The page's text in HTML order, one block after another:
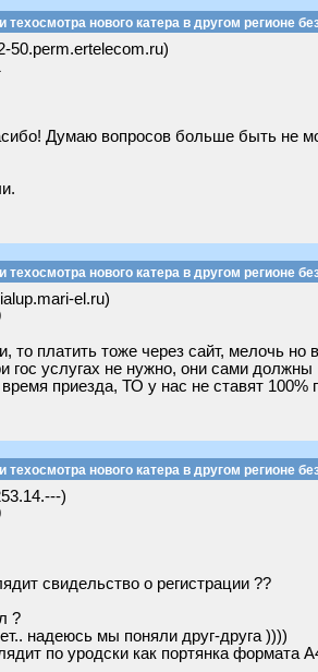
техосмотра нового катера в другом регионе
50.perm.ertelecom.ru)
Думаю вопросов больше быть не
техосмотра нового катера в другом регионе
el.ru)
то платить тоже через сайт, мелочь
гос услугах не нужно, они сами
приезда, ТО у нас не ставят 100%
техосмотра нового катера в другом регионе
)
свидельство о регистрации ??
?
надеюсь мы поняли друг-друга ))))
по уродски как портянка формата